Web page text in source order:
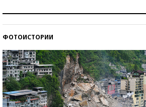
ФОТОИСТОРИИ